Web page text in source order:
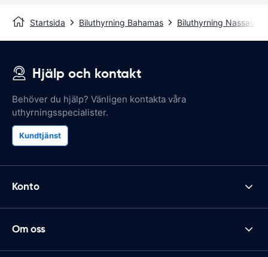
Startsida Biluthyrning Bahamas Biluthyrning Nassau
Hjälp och kontakt
Behöver du hjälp? Vänligen kontakta våra
uthyrningsspecialister.
Kundtjänst
Konto
Om oss